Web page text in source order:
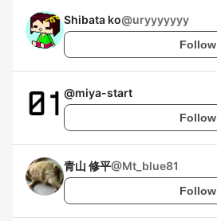
Shibata ko@uryyyyyyy
Follow
@miya-start
Follow
青山 修平@Mt_blue81
Follow